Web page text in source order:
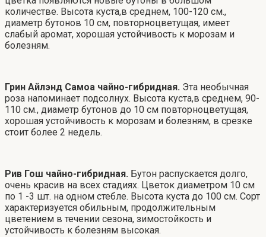
количестве. Высота куста,в среднем, 100-120 см.,
диаметр бутонов 10 см, повторноцветущая, имеет
слабый аромат, хорошая устойчивость к морозам и
болезням.
Грин Айлэнд Самоа чайно-гибридная. Эта необычная
роза напоминает подсолнух. Высота куста,в среднем, 90-
110 см., диаметр бутонов до 10 см повторноцветущая,
хорошая устойчивость к морозам и болезням, в срезке
стоит более 2 недель.
Рив Гош чайно-гибридная. Бутон распускается долго,
очень красив на всех стадиях. Цветок диаметром 10 см
по 1 -3 шт. на одном стебле. Высота куста до 100 см. Сорт
характеризуется обильным, продолжительным
цветением в течении сезона, зимостойкость и
устойчивость к болезням высокая.